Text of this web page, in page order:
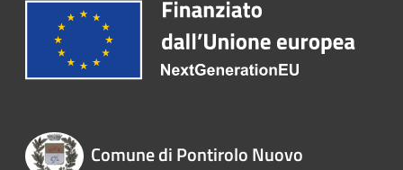
Comune di Pontirolo Nuovo